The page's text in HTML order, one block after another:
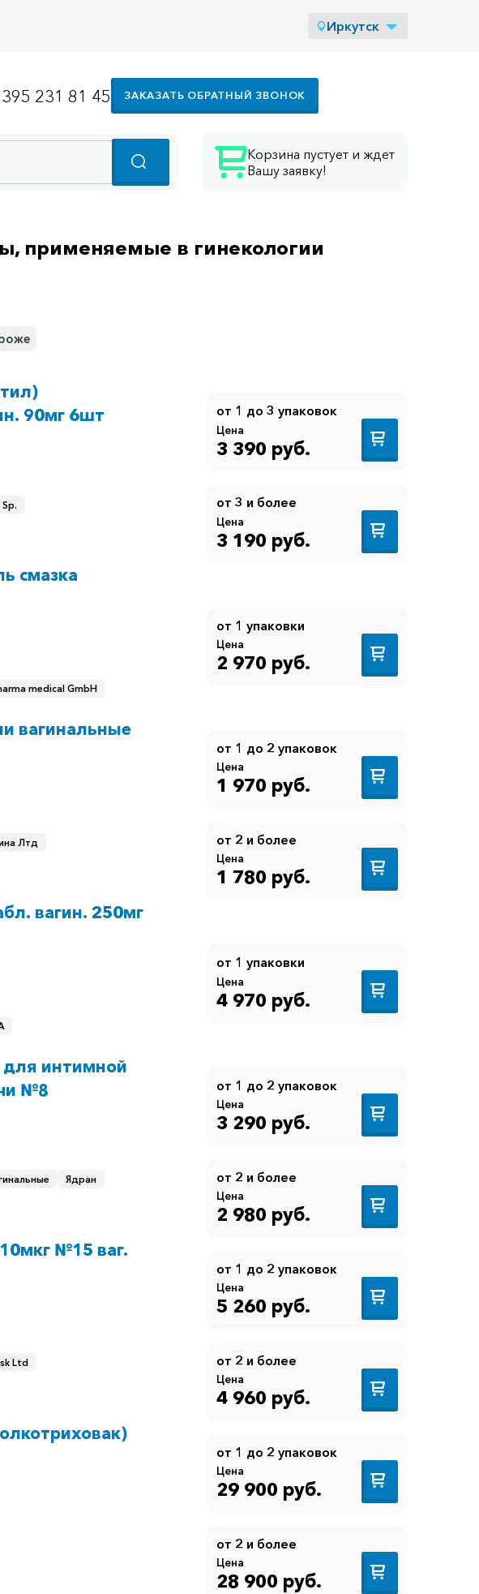
Иркутск
Корзина пустует и ждет
Вашу заявку!
231 81 45 ЗАКАЗАТЬ ОБРАТНЫЙ ЗВОНОК
применяемые в гинекологии
90мг 6шт
от 1 до 3 упаковок
Цена
3 390 руб.
от 3 и более
Цена
3 190 руб.
смазка
medical GmbH
от 1 упаковки
Цена
2 970 руб.
вагинальные
Лтд
от 1 до 2 упаковок
Цена
1 970 руб.
от 2 и более
Цена
1 780 руб.
вагин. 250мг
от 1 упаковки
Цена
4 970 руб.
интимной
№8
Ядран
от 1 до 2 упаковок
Цена
3 290 руб.
от 2 и более
Цена
2 980 руб.
№15 ваг.
Ltd
от 1 до 2 упаковок
Цена
5 260 руб.
от 2 и более
Цена
4 960 руб.
от 1 до 2 упаковок
Цена
29 900 руб.
от 2 и более
Цена
28 900 руб.